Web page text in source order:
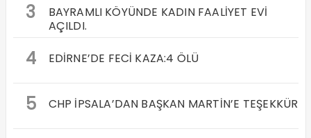
3
BAYRAMLI KÖYÜNDE KADIN FAALİYET EVİ
AÇILDI.
4 EDİRNE’DE FECİ KAZA:4 ÖLÜ
5 CHP İPSALA’DAN BAŞKAN MARTİN’E TEŞEKKÜR